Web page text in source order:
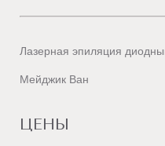
Лазерная эпиляция
Мейджик Ван
ЦЕНЫ